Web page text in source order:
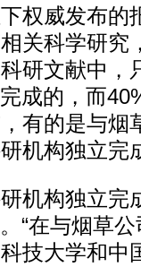
威发布的
关科学研究
研文献中，
成的，而
有的是与烟
机构独立完
构独立完
“在与烟草
技大学和中